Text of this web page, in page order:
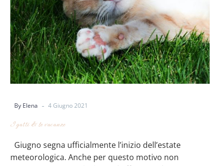
By Elena - 4 Giugno 2021
I gatti & le vacanze
Giugno segna ufficialmente l’inizio dell’estate
meteorologica. Anche per questo motivo non